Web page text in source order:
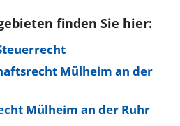
finden Sie hier:
Mülheim an der
Mülheim an der Ruhr